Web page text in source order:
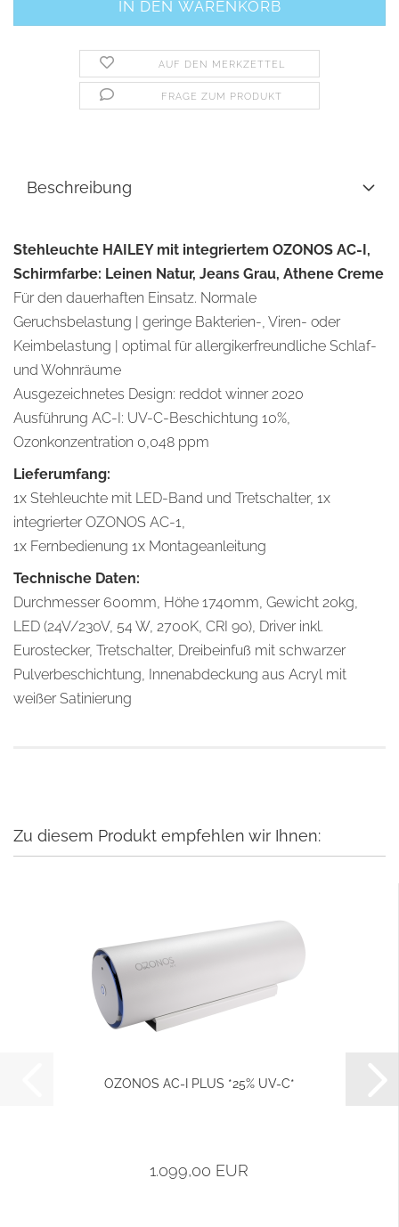
AUF DEN MERKZETTEL
FRAGE ZUM PRODUKT
Beschreibung
Stehleuchte HAILEY mit integriertem OZONOS AC-I,
Schirmfarbe: Leinen Natur, Jeans Grau, Athene Creme
Für den dauerhaften Einsatz. Normale
Geruchsbelastung | geringe Bakterien-, Viren- oder
Keimbelastung | optimal für allergikerfreundliche Schlaf-
und Wohnräume
Ausgezeichnetes Design: reddot winner 2020
Ausführung AC-I: UV-C-Beschichtung 10%,
Ozonkonzentration 0,048 ppm
Lieferumfang:
1x Stehleuchte mit LED-Band und Tretschalter, 1x
integrierter OZONOS AC-1,
1x Fernbedienung 1x Montageanleitung
Technische Daten:
Durchmesser 600mm, Höhe 1740mm, Gewicht 20kg,
LED (24V/230V, 54 W, 2700K, CRI 90), Driver inkl.
Eurostecker, Tretschalter, Dreibeinfuß mit schwarzer
Pulverbeschichtung, Innenabdeckung aus Acryl mit
weißer Satinierung
Zu diesem Produkt empfehlen wir Ihnen:
OZONOS AC-I PLUS *25% UV-C*
1.099,00 EUR